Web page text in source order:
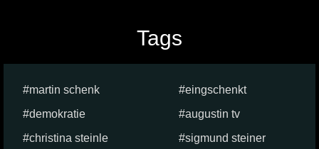
Tags
martin schenk
eingschenkt
demokratie
augustin tv
christina steinle
sigmund steiner